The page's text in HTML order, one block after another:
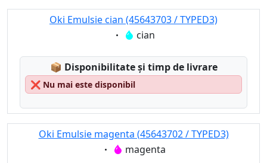
Oki Emulsie cian (45643703 / TYPED3)
Eigenschaft:
cian
📦 Lagerstatus:
Disponibilitate și timp de livrare
❌ Nu mai este disponibil
Oki Emulsie magenta (45643702 / TYPED3)
Eigenschaft:
magenta